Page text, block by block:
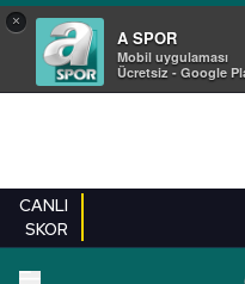
×
A SPOR
Mobil uygulaması
Ücretsiz - Google
CANLI
SKOR